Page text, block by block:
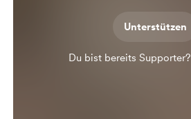
Unterstützen
Du bist bereits Supporter?